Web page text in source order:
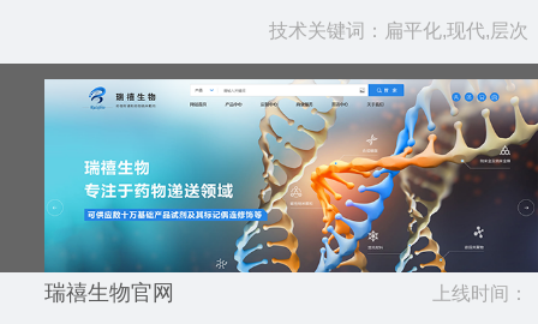
2025.08
技术关键词：扁平化,现代,层次
瑞禧生物官网 上线时间：